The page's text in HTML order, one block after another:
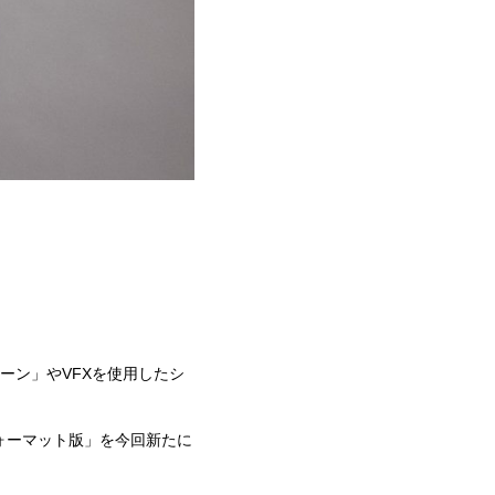
ン」やVFXを使用したシ
マット版」を今回新たに